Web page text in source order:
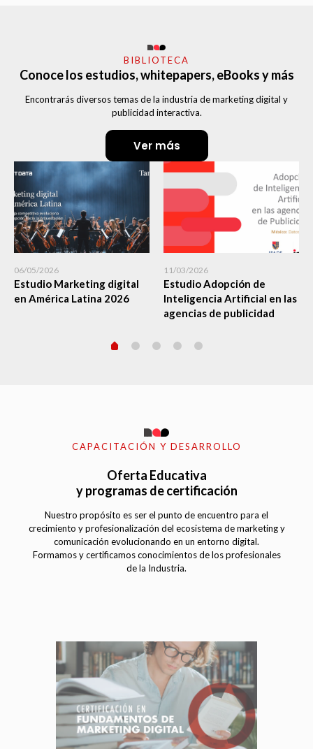
BIBLIOTECA
Conoce los estudios, whitepapers, eBooks y más
Encontrarás diversos temas de la industria de marketing digital y
publicidad interactiva.
Ver más
06/05/2026
Estudio Marketing digital
en América Latina 2026
11/03/2026
Estudio Adopción de
Inteligencia Artificial en las
agencias de publicidad
CAPACITACIÓN Y DESARROLLO
Oferta Educativa
y programas de certificación
Nuestro propósito es ser el punto de encuentro para el
crecimiento y profesionalización del ecosistema de marketing y
comunicación evolucionando en un entorno digital.
Formamos y certificamos conocimientos de los profesionales
de la Industria.